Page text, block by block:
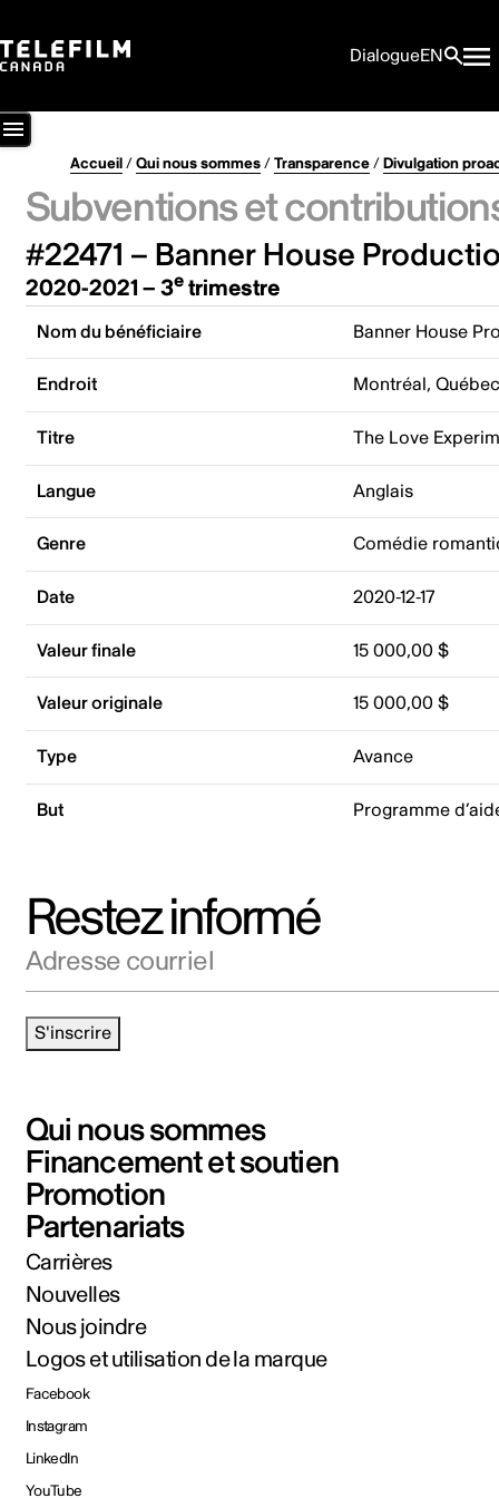
DialogueEN
Accueil/Qui nous sommes/Transparence/Divulgation
Subventions et
#22471 – Banner House
2020-2021 – 3etrimestre
Nom du bénéficiaire Banner House
Endroit Montréal,
Titre The Love
Langue Anglais
Genre Comédie
Date 2020-12-17
Valeur finale 15 000,00 $
Valeur originale 15 000,00 $
Type Avance
But Programme
Restez informé
S'inscrire
Qui nous sommes
Financement et soutien
Promotion
Partenariats
Carrières
Nouvelles
Nous joindre
Logos et utilisation de la marque
Facebook
Instagram
LinkedIn
YouTube